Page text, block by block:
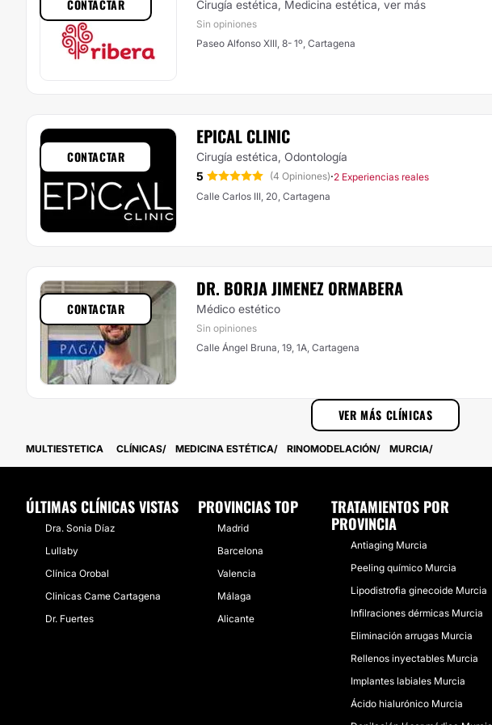
Cirugía estética, Medicina estética, ver más
Sin opiniones
Paseo Alfonso XIII, 8- 1º, Cartagena
CONTACTAR
EPICAL CLINIC
Cirugía estética, Odontología
5
(4 Opiniones)·2 Experiencias reales
Calle Carlos III, 20, Cartagena
CONTACTAR
DR. BORJA JIMENEZ ORMABERA
Médico estético
Sin opiniones
Calle Ángel Bruna, 19, 1A, Cartagena
CONTACTAR
VER MÁS CLÍNICAS
MULTIESTETICA CLÍNICAS MEDICINA ESTÉTICA RINOMODELACIÓN MURCIA
ÚLTIMAS CLÍNICAS VISTAS
Dra. Sonia Díaz
Lullaby
Clínica Orobal
Clinicas Came Cartagena
Dr. Fuertes
PROVINCIAS TOP
Madrid
Barcelona
Valencia
Málaga
Alicante
TRATAMIENTOS POR
PROVINCIA
Antiaging Murcia
Peeling químico Murcia
Lipodistrofia ginecoide Murcia
Infilraciones dérmicas Murcia
Eliminación arrugas Murcia
Rellenos inyectables Murcia
Implantes labiales Murcia
Ácido hialurónico Murcia